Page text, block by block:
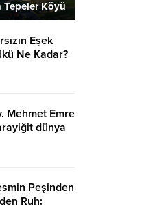
Tepeler Köyü
Eşek
Ne Kadar?
Mehmet Emre
dünya
Peşinden
Ruh: